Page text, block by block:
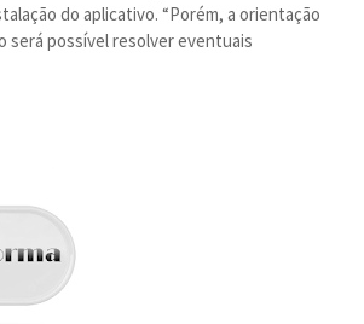
do aplicativo. “Porém, a orientação
será possível resolver eventuais